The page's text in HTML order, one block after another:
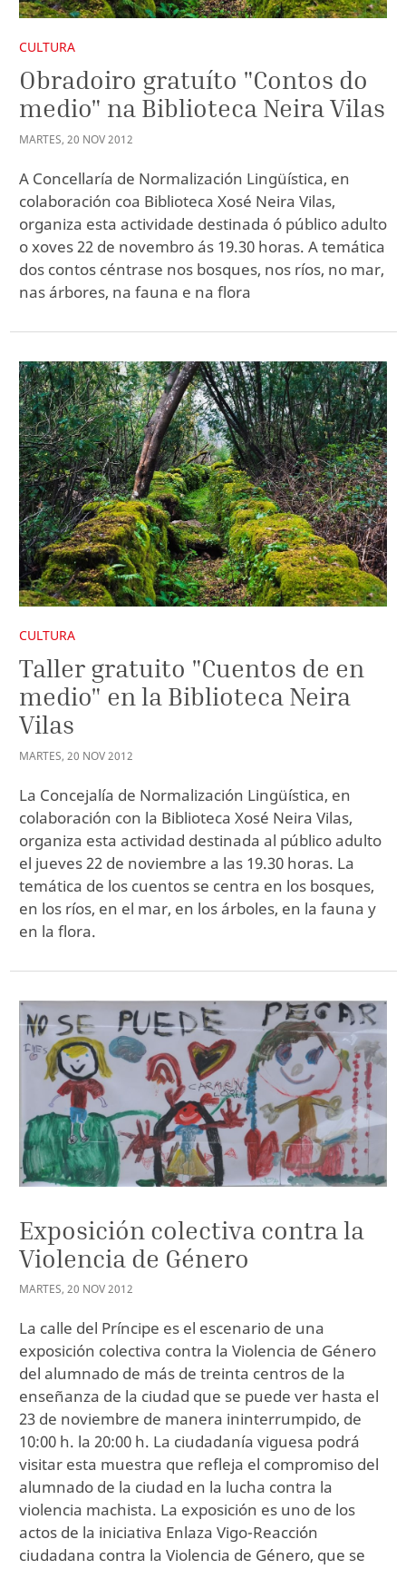
CULTURA
Obradoiro gratuíto "Contos do
medio" na Biblioteca Neira Vilas
MARTES, 20 NOV2012
A Concellaría de Normalización Lingüística, en
colaboración coa Biblioteca Xosé Neira Vilas,
organiza esta actividade destinada ó público adulto
o xoves 22 de novembro ás 19.30 horas. A temática
dos contos céntrase nos bosques, nos ríos, no mar,
nas árbores, na fauna e na flora
CULTURA
Taller gratuito "Cuentos de en
medio" en la Biblioteca Neira
Vilas
MARTES, 20 NOV2012
La Concejalía de Normalización Lingüística, en
colaboración con la Biblioteca Xosé Neira Vilas,
organiza esta actividad destinada al público adulto
el jueves 22 de noviembre a las 19.30 horas. La
temática de los cuentos se centra en los bosques,
en los ríos, en el mar, en los árboles, en la fauna y
en la flora.
Exposición colectiva contra la
Violencia de Género
MARTES, 20 NOV2012
La calle del Príncipe es el escenario de una
exposición colectiva contra la Violencia de Género
del alumnado de más de treinta centros de la
enseñanza de la ciudad que se puede ver hasta el
23 de noviembre de manera ininterrumpido, de
10:00 h. la 20:00 h. La ciudadanía viguesa podrá
visitar esta muestra que refleja el compromiso del
alumnado de la ciudad en la lucha contra la
violencia machista. La exposición es uno de los
actos de la iniciativa Enlaza Vigo-Reacción
ciudadana contra la Violencia de Género, que se